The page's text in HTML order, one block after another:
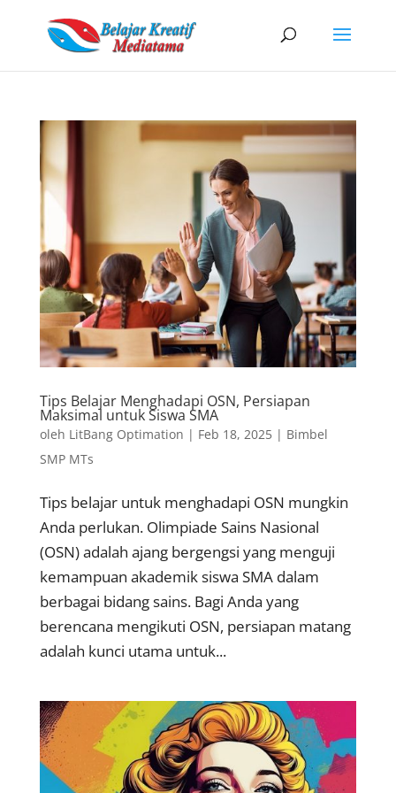
Tips Belajar Menghadapi OSN, Persiapan
Maksimal untuk Siswa SMA
oleh LitBang Optimation | Feb 18, 2025| Bimbel
SMP MTs
Tips belajar untuk menghadapi OSN mungkin
Anda perlukan. Olimpiade Sains Nasional
(OSN) adalah ajang bergengsi yang menguji
kemampuan akademik siswa SMA dalam
berbagai bidang sains. Bagi Anda yang
berencana mengikuti OSN, persiapan matang
adalah kunci utama untuk...